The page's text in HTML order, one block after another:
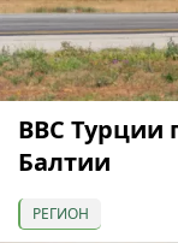
ВВС Турции
Балтии
РЕГИОН